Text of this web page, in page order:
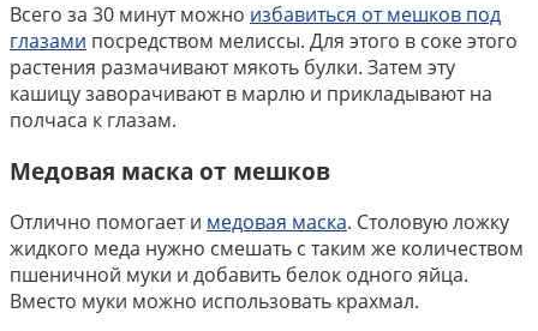
Всего за 30 минут можно избавиться от мешков под
глазами посредством мелиссы. Для этого в соке этого
растения размачивают мякоть булки. Затем эту
кашицу заворачивают в марлю и прикладывают на
полчаса к глазам.
Медовая маска от мешков
Отлично помогает и медовая маска. Столовую ложку
жидкого меда нужно смешать с таким же количеством
пшеничной муки и добавить белок одного яйца.
Вместо муки можно использовать крахмал.